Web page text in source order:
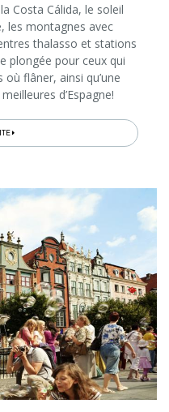
Costa Cálida, le soleil
les montagnes avec
thalasso et stations
plongée pour ceux qui
flâner, ainsi qu’une
d’Espagne!